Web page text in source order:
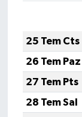
25 Tem Cts
26 Tem Paz
27 Tem Pts
28 Tem Sal